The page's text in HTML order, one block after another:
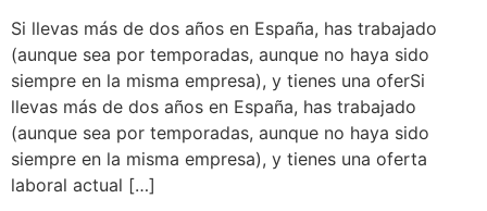
Si llevas más de dos años en España, has trabajado
(aunque sea por temporadas, aunque no haya sido
siempre en la misma empresa), y tienes una oferSi
llevas más de dos años en España, has trabajado
(aunque sea por temporadas, aunque no haya sido
siempre en la misma empresa), y tienes una oferta
laboral actual […]